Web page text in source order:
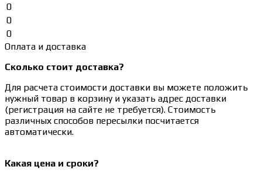
0
0
0
Оплата и доставка
Сколько стоит доставка?
Для расчета стоимости доставки вы можете положить
нужный товар в корзину и указать адрес доставки
(регистрация на сайте не требуется). Стоимость
различных способов пересылки посчитается
автоматически.
Какая цена и сроки?